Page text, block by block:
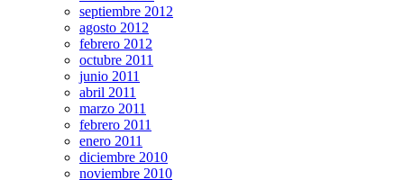
septiembre 2012
agosto 2012
febrero 2012
octubre 2011
junio 2011
abril 2011
marzo 2011
febrero 2011
enero 2011
diciembre 2010
noviembre 2010